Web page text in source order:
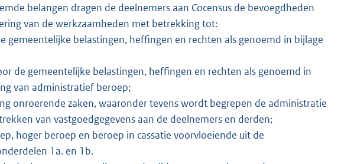
belangen dragen de deelnemers aan Cocensus de bevoegdheden
van de werkzaamheden met betrekking tot:
gemeentelijke belastingen, heffingen en rechten als genoemd in bijlage
de gemeentelijke belastingen, heffingen en rechten als genoemd in
van administratief beroep;
onroerende zaken, waaronder tevens wordt begrepen de administratie
van vastgoedgegevens aan de deelnemers en derden;
hoger beroep en beroep in cassatie voorvloeiende uit de
1a. en 1b.